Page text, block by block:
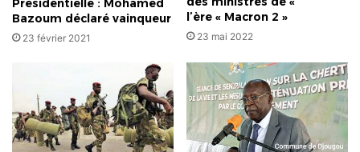
Présidentielle : Mohamed
Bazoum déclaré vainqueur
23 février 2021
l’ère « Macron 2 »
23 mai 2022